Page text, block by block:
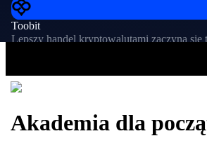
Toobit
Lepszy handel kryptowalutami zaczyna się
Akademia dla